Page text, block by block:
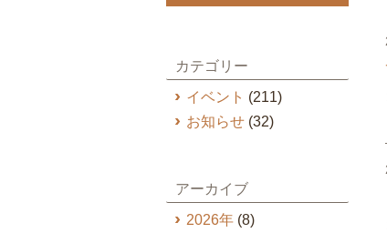
カテゴリー
イベント (211)
お知らせ (32)
アーカイブ
2026年 (8)